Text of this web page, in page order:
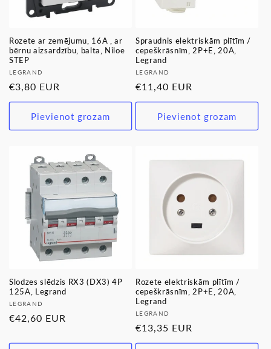
Rozete ar zemējumu, 16A , ar
bērnu aizsardzību, balta, Niloe
STEP
Pārdevējs:
LEGRAND
Parastā
cena
€3,80 EUR
Pievienot grozam
Spraudnis elektriskām plītīm /
cepeškrāsnīm, 2P+E, 20A,
Legrand
Pārdevējs:
LEGRAND
Parastā
cena
€11,40 EUR
Pievienot grozam
Slodzes slēdzis RX3 (DX3) 4P
125A, Legrand
Pārdevējs:
LEGRAND
Parastā
€42,60 EUR
Rozete elektriskām plītīm /
cepeškrāsnīm, 2P+E, 20A,
Legrand
Pārdevējs:
LEGRAND
Parastā
cena
€13,35 EUR